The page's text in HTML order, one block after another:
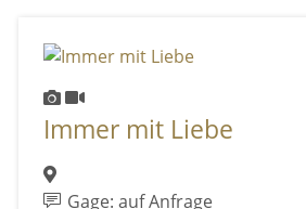
Immer mit Liebe
Gage: auf Anfrage